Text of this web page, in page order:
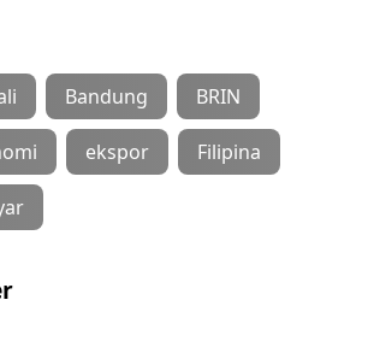
Bandung BRIN
ekspor Filipina